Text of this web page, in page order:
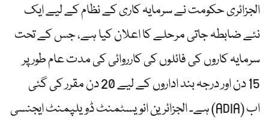
الجزائری حکومت نے سرمایہ کاری کے نظام کے لیے ایک
نئے ضابطہ جاتی مرحلے کا اعلان کیا ہے، جس کے تحت
سرمایہ کاروں کی فائلوں کی کارروائی کی مدت عام طور پر
15 دن اور درجہ بند اداروں کے لیے 20 دن مقرر کی گئی
ہے۔ الجزائرین انویسٹمنٹ ڈویلپمنٹ ایجنسی (ADIA) اب